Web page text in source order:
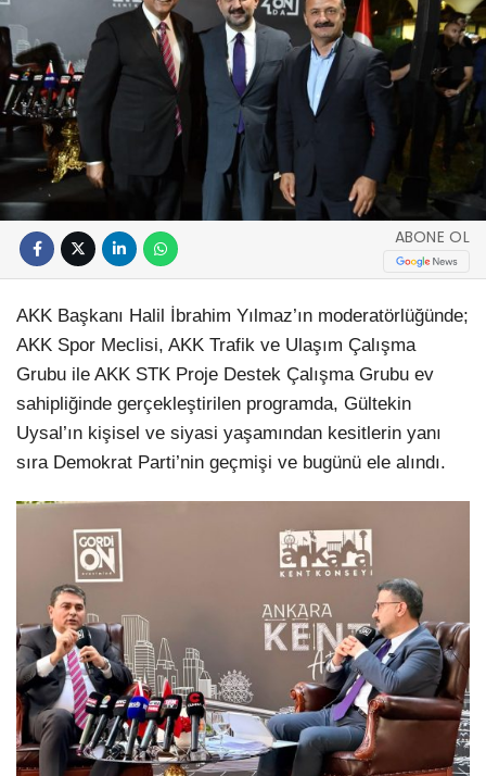
ABONE OL
AKK Başkanı Halil İbrahim Yılmaz’ın moderatörlüğünde;
AKK Spor Meclisi, AKK Trafik ve Ulaşım Çalışma
Grubu ile AKK STK Proje Destek Çalışma Grubu ev
sahipliğinde gerçekleştirilen programda, Gültekin
Uysal’ın kişisel ve siyasi yaşamından kesitlerin yanı
sıra Demokrat Parti’nin geçmişi ve bugünü ele alındı.